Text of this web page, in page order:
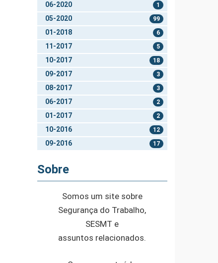
06-2020 1
05-2020 99
01-2018 6
11-2017 5
10-2017 18
09-2017 3
08-2017 3
06-2017 2
01-2017 2
10-2016 12
09-2016 17
Sobre
Somos um site sobre
Segurança do Trabalho,
SESMT e
assuntos relacionados.